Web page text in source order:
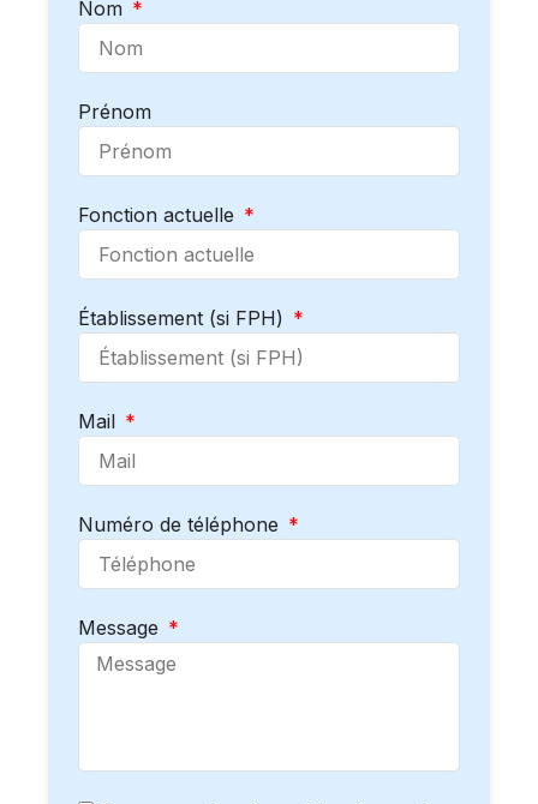
Nom
Prénom
Fonction actuelle
Établissement (si FPH)
Mail
Numéro de téléphone
Message